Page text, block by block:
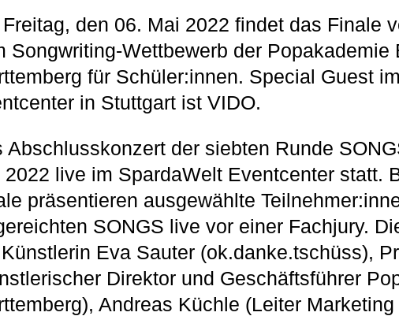
den 06. Mai 2022 findet das Finale
Songwriting-Wettbewerb der Popakademie
für Schüler:innen. Special Guest
in Stuttgart ist VIDO.
Abschlusskonzert der siebten Runde
2022 live im SpardaWelt Eventcenter statt.
präsentieren ausgewählte
SONGS live vor einer Fachjury.
Eva Sauter (ok.danke.tschüss),
Direktor und Geschäftsführer
Andreas Küchle (Leiter